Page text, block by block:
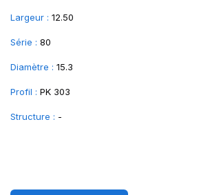
Largeur : 12.50
Série : 80
Diamètre : 15.3
Profil : PK 303
Structure : -